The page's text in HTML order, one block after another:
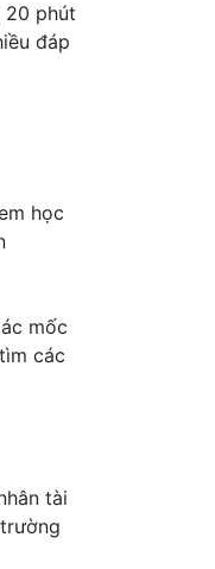
20 phút
đáp
học
mốc
các
tài